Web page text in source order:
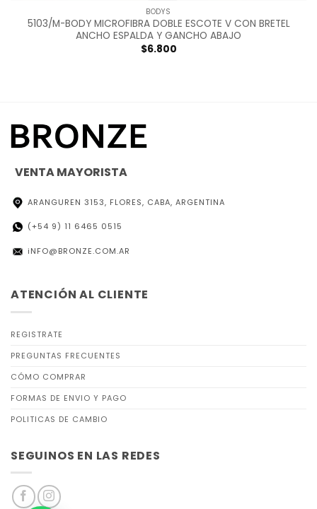
BODYS
5103/M-BODY MICROFIBRA DOBLE ESCOTE V CON BRETEL
ANCHO ESPALDA Y GANCHO ABAJO
$6.800
VENTA MAYORISTA
ARANGUREN 3153, FLORES, CABA, ARGENTINA
(+54 9) 11 6465 0515
iNFO@BRONZE.COM.AR
ATENCIÓN AL CLIENTE
REGISTRATE
PREGUNTAS FRECUENTES
CÓMO COMPRAR
FORMAS DE ENVIO Y PAGO
POLITICAS DE CAMBIO
SEGUINOS EN LAS REDES